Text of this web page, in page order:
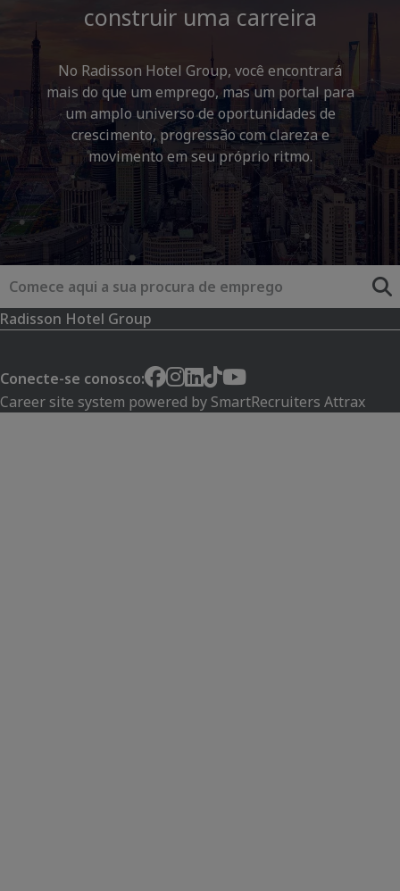
construir uma carreira
No Radisson Hotel Group, você encontrará
mais do que um emprego, mas um portal para
um amplo universo de oportunidades de
crescimento, progressão com clareza e
movimento em seu próprio ritmo.
Radisson Hotel Group
Conecte-se conosco:
Career site system powered by SmartRecruiters Attrax